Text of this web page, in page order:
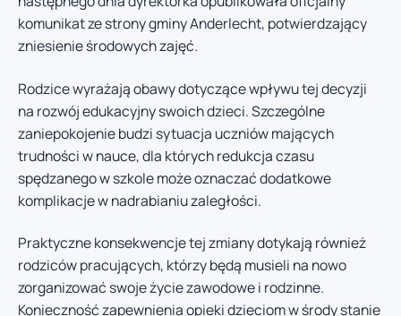
komunikat ze strony gminy Anderlecht, potwierdzający
zniesienie środowych zajęć.
Rodzice wyrażają obawy dotyczące wpływu tej decyzji
na rozwój edukacyjny swoich dzieci. Szczególne
zaniepokojenie budzi sytuacja uczniów mających
trudności w nauce, dla których redukcja czasu
spędzanego w szkole może oznaczać dodatkowe
komplikacje w nadrabianiu zaległości.
Praktyczne konsekwencje tej zmiany dotykają również
rodziców pracujących, którzy będą musieli na nowo
zorganizować swoje życie zawodowe i rodzinne.
Konieczność zapewnienia opieki dzieciom w środy stanie